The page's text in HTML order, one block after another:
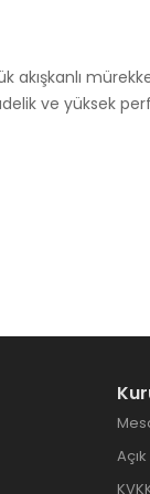
ve yüksek